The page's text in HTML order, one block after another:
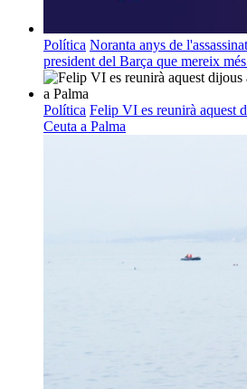
Política Noranta anys de
president del Barça que mereix
Política Felip VI es reunirà aquest
Ceuta a Palma